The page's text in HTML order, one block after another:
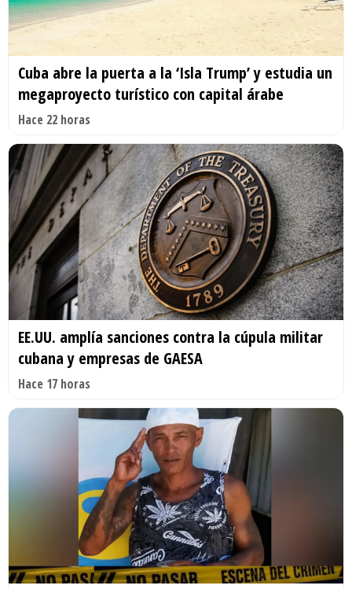
Cuba abre la puerta a la ‘Isla Trump’ y estudia un
megaproyecto turístico con capital árabe
Hace 22 horas
EE.UU. amplía sanciones contra la cúpula militar
cubana y empresas de GAESA
Hace 17 horas